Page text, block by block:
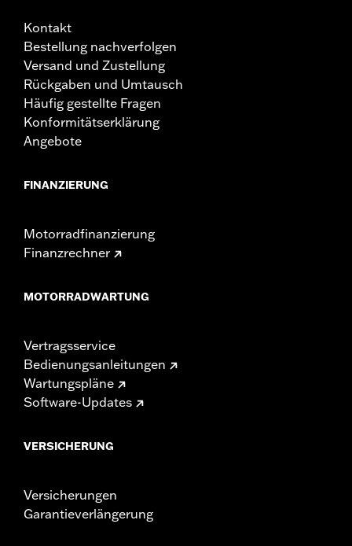
Kontakt
Bestellung nachverfolgen
Versand und Zustellung
Rückgaben und Umtausch
Häufig gestellte Fragen
Konformitätserklärung
Angebote
FINANZIERUNG
Motorradfinanzierung
Finanzrechner
MOTORRADWARTUNG
Vertragsservice
Bedienungsanleitungen
Wartungspläne
Software-Updates
VERSICHERUNG
Versicherungen
Garantieverlängerung